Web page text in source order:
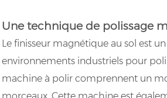
Une technique de polissage
Le finisseur magnétique au sol est
environnements industriels pour
machine à polir comprennent un